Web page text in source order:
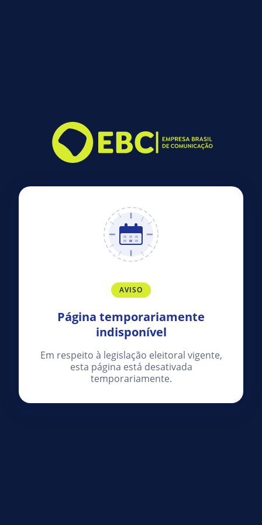
AVISO
Página temporariamente
indisponível
Em respeito à legislação eleitoral vigente,
esta página está desativada
temporariamente.